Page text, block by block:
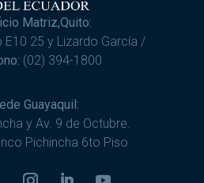
Matriz,Quito:
25 y Lizardo García /
(02) 394-1800
Guayaquil:
y Av. 9 de Octubre.
Pichincha 6to Piso